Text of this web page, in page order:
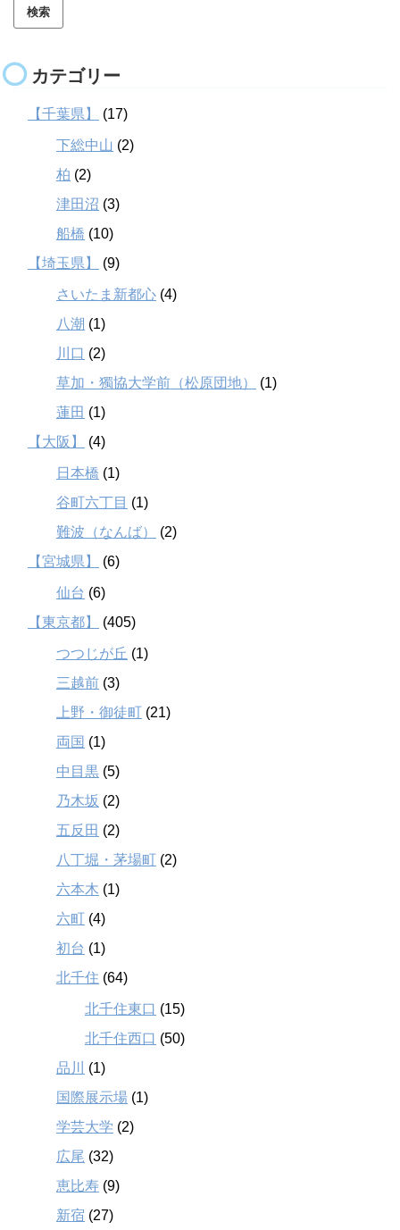
カテゴリー
【千葉県】 (17)
下総中山 (2)
柏 (2)
津田沼 (3)
船橋 (10)
【埼玉県】
(9)
さいたま新都心 (4)
八潮 (1)
川口 (2)
草加・獨協大学前（松原団地）
(1)
蓮田 (1)
【大阪】
(4)
日本橋 (1)
谷町六丁目 (1)
難波（なんば）
(2)
【宮城県】
(6)
仙台 (6)
【東京都】
(405)
つつじが丘 (1)
三越前 (3)
上野・御徒町 (21)
両国 (1)
中目黒 (5)
乃木坂 (2)
五反田 (2)
八丁堀・茅場町 (2)
六本木 (1)
六町 (4)
初台 (1)
北千住 (64)
北千住東口 (15)
北千住西口 (50)
品川
(1)
国際展示場 (1)
学芸大学 (2)
広尾 (32)
恵比寿 (9)
新宿 (27)